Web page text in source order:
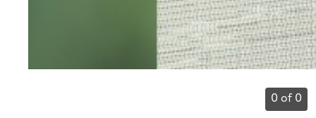
0 of 0